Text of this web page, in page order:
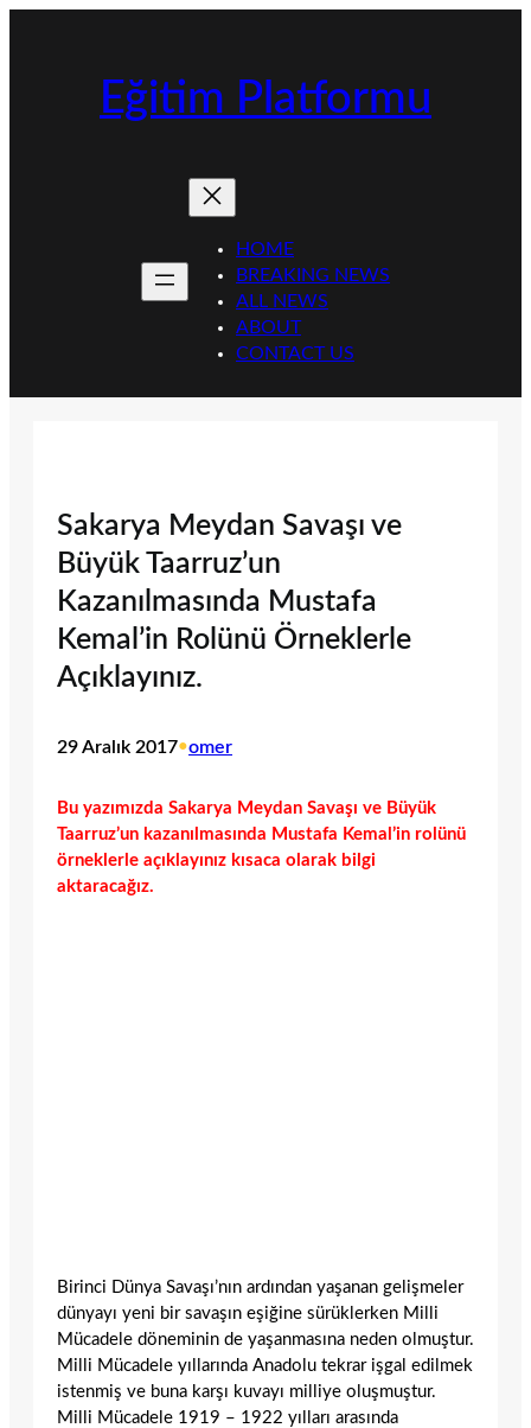
Eğitim Platformu
HOME
BREAKING NEWS
ALL NEWS
ABOUT
CONTACT US
Sakarya Meydan Savaşı ve
Büyük Taarruz’un
Kazanılmasında Mustafa
Kemal’in Rolünü Örneklerle
Açıklayınız.
29 Aralık 2017•omer
Bu yazımızda Sakarya Meydan Savaşı ve Büyük
Taarruz’un kazanılmasında Mustafa Kemal’in rolünü
örneklerle açıklayınız kısaca olarak bilgi
aktaracağız.
Birinci Dünya Savaşı’nın ardından yaşanan gelişmeler
dünyayı yeni bir savaşın eşiğine sürüklerken Milli
Mücadele döneminin de yaşanmasına neden olmuştur.
Milli Mücadele yıllarında Anadolu tekrar işgal edilmek
istenmiş ve buna karşı kuvayı milliye oluşmuştur.
Milli Mücadele 1919 – 1922 yılları arasında